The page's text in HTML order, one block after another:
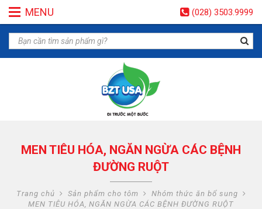
MENU (028) 3503.9999
MEN TIÊU HÓA, NGĂN NGỪA CÁC BỆNH
ĐƯỜNG RUỘT
Trang chủ Sản phẩm cho tôm
Nhóm thức ăn bổ sung
MEN TIÊU HÓA, NGĂN NGỪA CÁC BỆNH ĐƯỜNG RUỘT